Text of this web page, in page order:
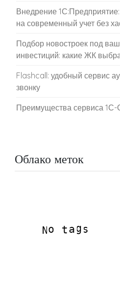
Внедрение
на современный учет без
Подбор новостроек под
инвестиций: какие ЖК
Flashcall: удобный сервис
звонку
Преимущества сервиса 1С-
Облако меток